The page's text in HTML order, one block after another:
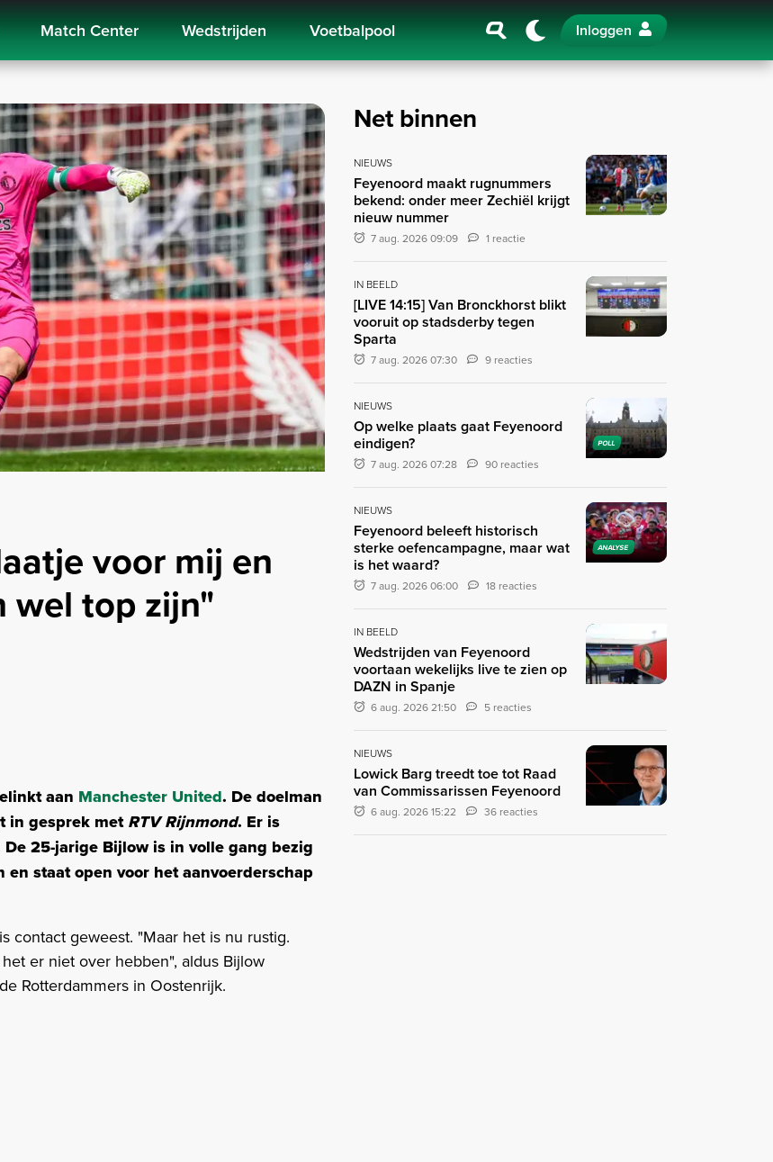
Match Center Wedstrijden Voetbalpool Inloggen
voor mij en
wel top zijn"
aan Manchester United. De doelman
in gesprek metRTV Rijnmond. Er is
25-jarige Bijlow is in volle gang bezig
staat open voor het aanvoerderschap
contact geweest. "Maar het is nu rustig.
er niet over hebben", aldus Bijlow
Rotterdammers in Oostenrijk.
Net binnen
NIEUWS
Feyenoord maakt rugnummers
bekend: onder meer Zechiël krijgt
nieuw nummer
7 aug. 2026 09:09 1 reactie
IN BEELD
[LIVE 14:15] Van Bronckhorst blikt
vooruit op stadsderby tegen
Sparta
7 aug. 2026 07:30 9 reacties
POLL
NIEUWS
Op welke plaats gaat Feyenoord
eindigen?
7 aug. 2026 07:28 90 reacties
ANALYSE
NIEUWS
Feyenoord beleeft historisch
sterke oefencampagne, maar wat
is het waard?
7 aug. 2026 06:00 18 reacties
IN BEELD
Wedstrijden van Feyenoord
voortaan wekelijks live te zien op
DAZN in Spanje
6 aug. 2026 21:50 5 reacties
NIEUWS
Lowick Barg treedt toe tot Raad
van Commissarissen Feyenoord
6 aug. 2026 15:22 36 reacties